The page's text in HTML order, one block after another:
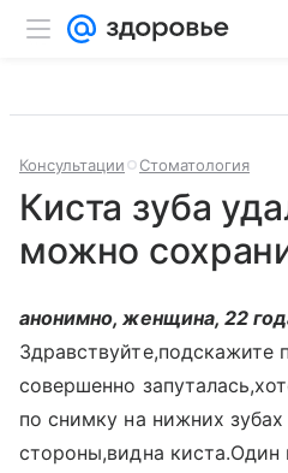
Консультации Стоматология
Киста зуба
можно
анонимно, женщина, 22
Здравствуйте,подскажите
совершенно
по снимку на нижних
стороны,видна киста.Один